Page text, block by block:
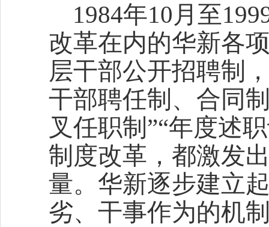
1984年10月至
改革在内的华新各
层干部公开招聘制
干部聘任制、合同
叉任职制”“年度述
制度改革，都激发
量。华新逐步建立
劣、干事作为的机